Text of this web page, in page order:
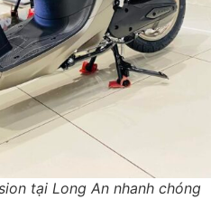
tại Long An nhanh chóng